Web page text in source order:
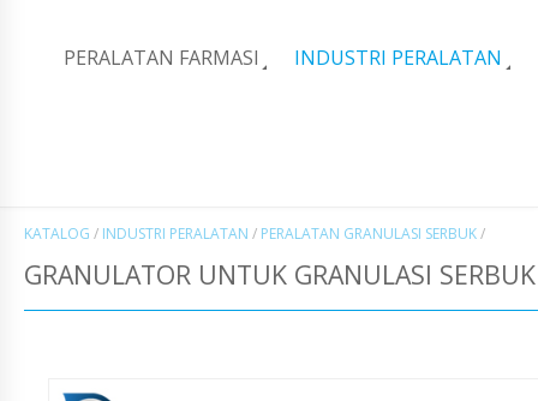
PERALATAN FARMASI INDUSTRI PERALATAN
KATALOG / INDUSTRI PERALATAN / PERALATAN GRANULASI SERBUK/
GRANULATOR UNTUK GRANULASI